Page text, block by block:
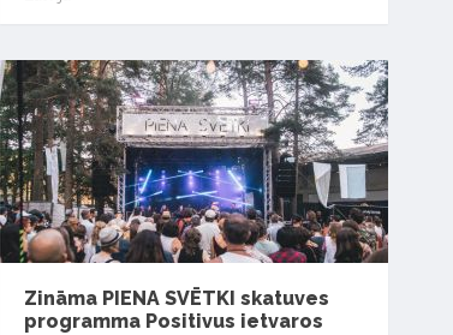
Zināma PIENA SVĒTKI skatuves
programma Positivus ietvaros